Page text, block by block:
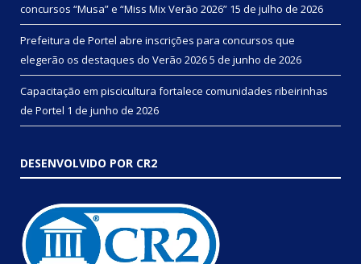
concursos “Musa” e “Miss Mix Verão 2026” 15 de julho de 2026
Prefeitura de Portel abre inscrições para concursos que
elegerão os destaques do Verão 20265 de junho de 2026
Capacitação em piscicultura fortalece comunidades ribeirinhas
de Portel 1 de junho de 2026
DESENVOLVIDO POR CR2